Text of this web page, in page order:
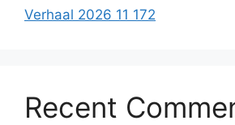
Verhaal 2026 11 172
Recent